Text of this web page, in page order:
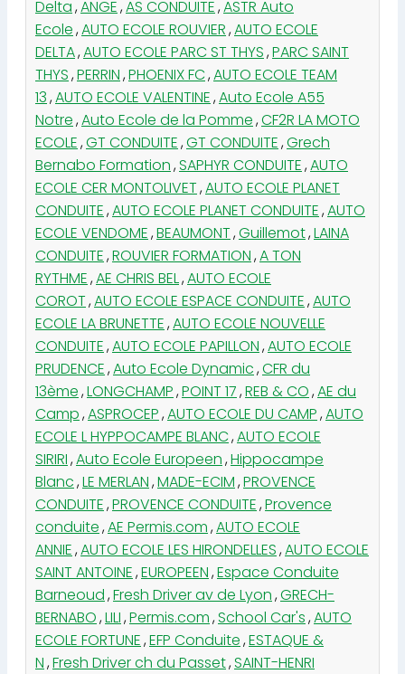
Delta,ANGE,AS CONDUITE,ASTR Auto
Ecole,AUTO ECOLE ROUVIER,AUTO ECOLE
DELTA,AUTO ECOLE PARC ST THYS,PARC SAINT
THYS,PERRIN,PHOENIX FC,AUTO ECOLE TEAM
13,AUTO ECOLE VALENTINE,Auto Ecole A55
Notre,Auto Ecole de la Pomme,CF2R LA MOTO
ECOLE,GT CONDUITE,GT CONDUITE,Grech
Bernabo Formation,SAPHYR CONDUITE,AUTO
ECOLE CER MONTOLIVET,AUTO ECOLE PLANET
CONDUITE,AUTO ECOLE PLANET CONDUITE,AUTO
ECOLE VENDOME,BEAUMONT,Guillemot,LAINA
CONDUITE,ROUVIER FORMATION,A TON
RYTHME,AE CHRIS BEL,AUTO ECOLE
COROT,AUTO ECOLE ESPACE CONDUITE,AUTO
ECOLE LA BRUNETTE,AUTO ECOLE NOUVELLE
CONDUITE,AUTO ECOLE PAPILLON,AUTO ECOLE
PRUDENCE,Auto Ecole Dynamic,CFR du
13ème,LONGCHAMP,POINT 17,REB & CO,AE du
Camp,ASPROCEP,AUTO ECOLE DU CAMP,AUTO
ECOLE L HYPPOCAMPE BLANC,AUTO ECOLE
SIRIRI,Auto Ecole Europeen,Hippocampe
Blanc,LE MERLAN,MADE-ECIM,PROVENCE
CONDUITE,PROVENCE CONDUITE,Provence
conduite,AE Permis.com,AUTO ECOLE
ANNIE,AUTO ECOLE LES HIRONDELLES,AUTO ECOLE
SAINT ANTOINE,EUROPEEN,Espace Conduite
Barneoud,Fresh Driver av de Lyon,GRECH-
BERNABO,LILI,Permis.com,School Car's,AUTO
ECOLE FORTUNE,EFP Conduite,ESTAQUE &
N,Fresh Driver ch du Passet,SAINT-HENRI